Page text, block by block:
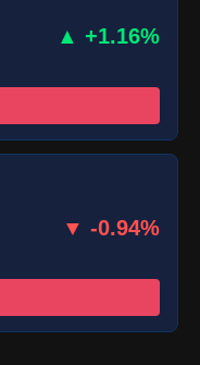
▲ +1.16%
▼ -0.94%